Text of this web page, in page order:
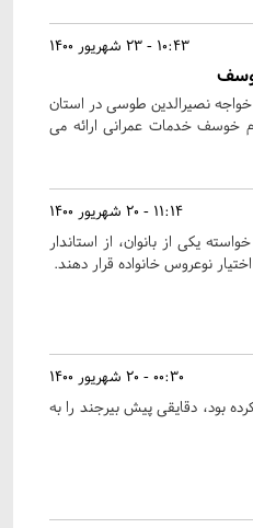
10:43 - 23 شهریور 1400
نصیرالدین طوسی در استان
خوسف خدمات عمرانی ارائه می
11:14 - 20 شهریور 1400
یکی از بانوان، از استاندار
نوعروس خانواده قرار دهند.
00:30 - 20 شهریور 1400
بود، دقایقی پیش بیرجند را به